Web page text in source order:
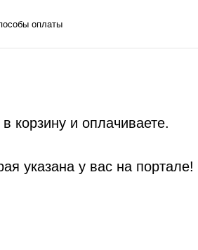
оплаты
корзину и оплачиваете.
указана у вас на портале!